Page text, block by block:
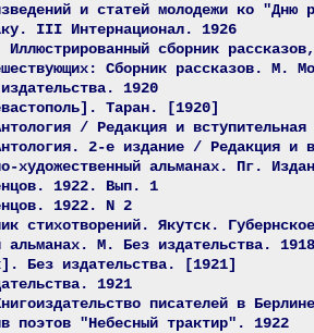
и статей молодежи ко
III Интернационал. 1926
сборник
Сборник рассказов. М.
1920
Таран. [1920]
/ Редакция и
2-е издание / Редакция и
художественный альманах. Пг.
1922. Вып. 1
1922. N 2
стихотворений. Якутск.
альманах. М. Без издательства. 1918
Без издательства. [1921]
1921
писателей в
поэтов "Небесный трактир". 1922